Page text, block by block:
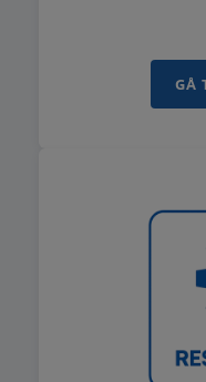
GÅ